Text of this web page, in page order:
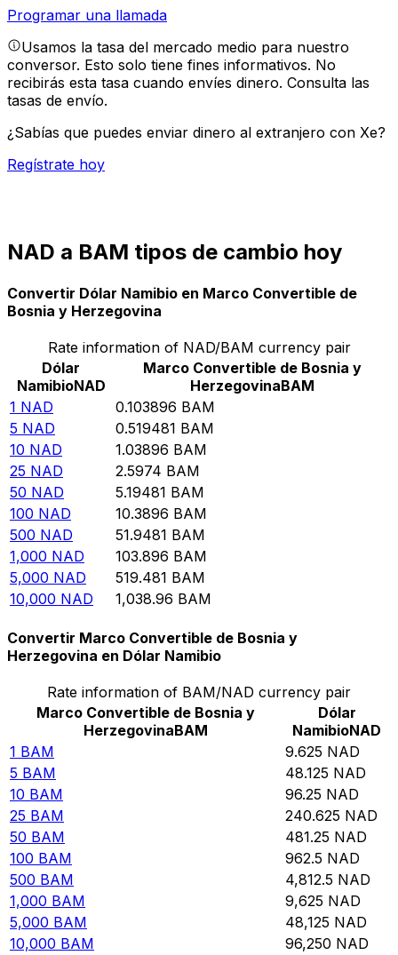
Programar una llamada
Usamos la tasa del mercado medio para nuestro
conversor. Esto solo tiene fines informativos. No
recibirás esta tasa cuando envíes dinero. Consulta las
tasas de envío.
¿Sabías que puedes enviar dinero al extranjero con Xe?
Regístrate hoy
NAD a BAM tipos de cambio hoy
Convertir Dólar Namibio en Marco Convertible de
Bosnia y Herzegovina
Rate information of NAD/BAM currency pair
Dólar
NamibioNAD
Marco Convertible de Bosnia y
HerzegovinaBAM
1 NAD 0.103896 BAM
5 NAD 0.519481 BAM
10 NAD 1.03896 BAM
25 NAD 2.5974 BAM
50 NAD 5.19481 BAM
100 NAD 10.3896 BAM
500 NAD 51.9481 BAM
1,000 NAD 103.896 BAM
5,000 NAD 519.481 BAM
10,000 NAD 1,038.96 BAM
Convertir Marco Convertible de Bosnia y
Herzegovina en Dólar Namibio
Rate information of BAM/NAD currency pair
Marco Convertible de Bosnia y
HerzegovinaBAM
Dólar
NamibioNAD
1 BAM 9.625 NAD
5 BAM 48.125 NAD
10 BAM 96.25 NAD
25 BAM 240.625 NAD
50 BAM 481.25 NAD
100 BAM 962.5 NAD
500 BAM 4,812.5 NAD
1,000 BAM 9,625 NAD
5,000 BAM 48,125 NAD
10,000 BAM 96,250 NAD